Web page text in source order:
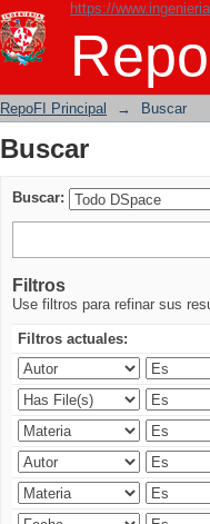
https://
Buscar
RepoFI Principal → Buscar
Buscar
Buscar:
Filtros
Use filtros para refinar sus
Filtros actuales: